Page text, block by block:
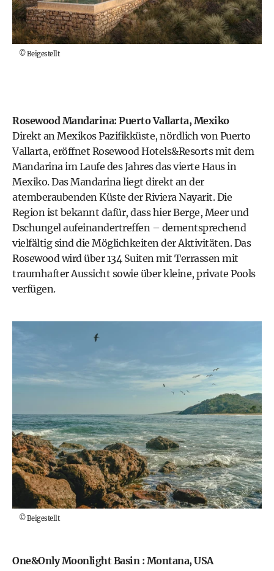
©Beigestellt
Rosewood Mandarina: Puerto Vallarta, Mexiko
Direkt an Mexikos Pazifikküste, nördlich von Puerto
Vallarta, eröffnet Rosewood Hotels&Resorts mit dem
Mandarina im Laufe des Jahres das vierte Haus in
Mexiko. Das Mandarina liegt direkt an der
atemberaubenden Küste der Riviera Nayarit. Die
Region ist bekannt dafür, dass hier Berge, Meer und
Dschungel aufeinandertreffen – dementsprechend
vielfältig sind die Möglichkeiten der Aktivitäten. Das
Rosewood wird über 134 Suiten mit Terrassen mit
traumhafter Aussicht sowie über kleine, private Pools
verfügen.
©Beigestellt
One&Only Moonlight Basin : Montana, USA